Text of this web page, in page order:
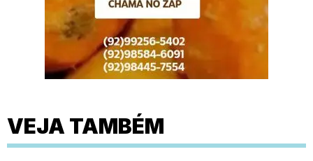
VEJA TAMBÉM